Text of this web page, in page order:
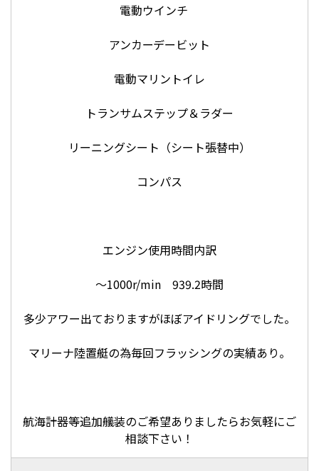
電動ウインチ
アンカーデービット
電動マリントイレ
トランサムステップ＆ラダー
リーニングシート（シート張替中）
コンパス
エンジン使用時間内訳
～1000r/min 939.2時間
多少アワー出ておりますがほぼアイドリングでした。
マリーナ陸置艇の為毎回フラッシングの実績あり。
航海計器等追加艤装のご希望ありましたらお気軽にご
相談下さい！